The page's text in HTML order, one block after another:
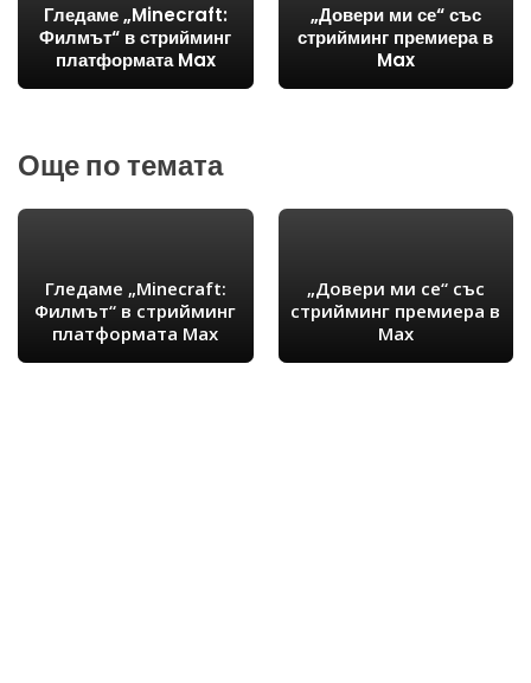
Гледаме „Minecraft:
Филмът“ в стрийминг
платформата Max
„Довери ми се“ със
стрийминг премиера в
Max
Още по темата
Гледаме „Minecraft:
Филмът“ в стрийминг
платформата Max
„Довери ми се“ със
стрийминг премиера в
Max